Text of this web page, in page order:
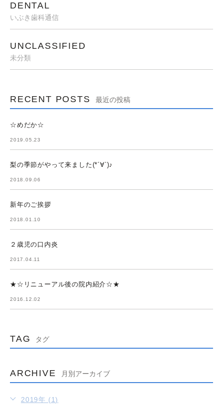
DENTAL
いぶき歯科通信
UNCLASSIFIED
未分類
RECENT POSTS 最近の投稿
☆めだか☆
2019.05.23
梨の季節がやって来ました(*´∀`)♪
2018.09.06
新年のご挨拶
2018.01.10
２歳児の口内炎
2017.04.11
★☆リニューアル後の院内紹介☆★
2016.12.02
TAG タグ
ARCHIVE 月別アーカイブ
2019年 (1)